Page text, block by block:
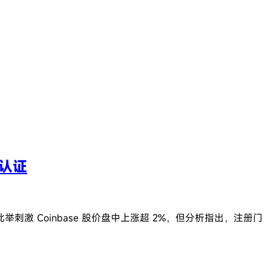
证
刺激 Coinbase 股价盘中上涨超 2%，但分析指出，注册门